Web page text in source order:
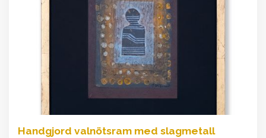
Handgjord valnötsram med slagmetall